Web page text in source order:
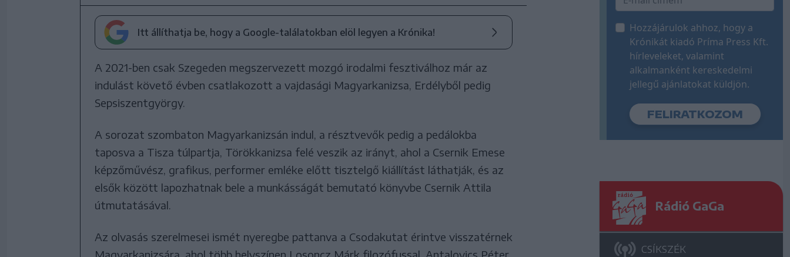
Itt állíthatja be, hogy a Google-találatokban elöl legyen a Krónika!
A 2021-ben csak Szegeden megszervezett mozgó irodalmi fesztiválhoz már az
indulást követő évben csatlakozott a vajdasági Magyarkanizsa, Erdélyből pedig
Sepsiszentgyörgy.
A sorozat szombaton Magyarkanizsán indul, a résztvevők pedig a pedálokba
taposva a Tisza túlpartja, Törökkanizsa felé veszik az irányt, ahol a Csernik Emese
képzőművész, grafikus, performer emléke előtt tisztelgő kiállítást láthatják, és az
elsők között lapozhatnak bele a munkásságát bemutató könyvbe Csernik Attila
útmutatásával.
Az olvasás szerelmesei ismét nyeregbe pattanva a Csodakutat érintve visszatérnek
Hozzájárulok ahhoz, hogy a
Krónikát kiadó Príma Press Kft.
hírleveleket, valamint
alkalmanként kereskedelmi
jellegű ajánlatokat küldjön.
Rádió GaGa
CSÍKSZÉK